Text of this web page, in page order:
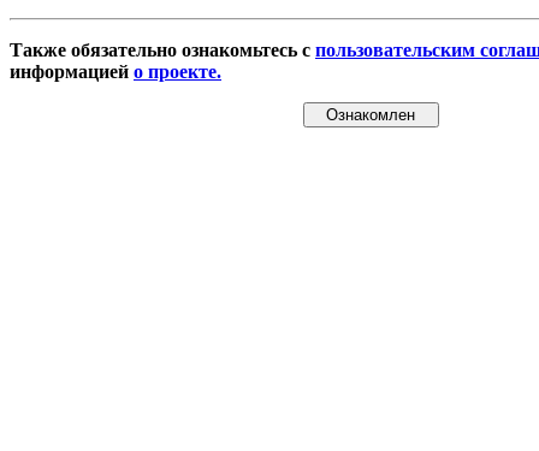
Также обязательно ознакомьтесь с пользовательским
информацией о проекте.
Ознакомлен